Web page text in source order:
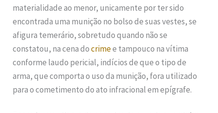
materialidade ao menor, unicamente por ter sido
encontrada uma munição no bolso de suas vestes, se
afigura temerário, sobretudo quando não se
constatou, na cena docrimee tampouco na vítima
conforme laudo pericial, indícios de que o tipo de
arma, que comporta o uso da munição, fora utilizado
para o cometimento do ato infracional em epígrafe.